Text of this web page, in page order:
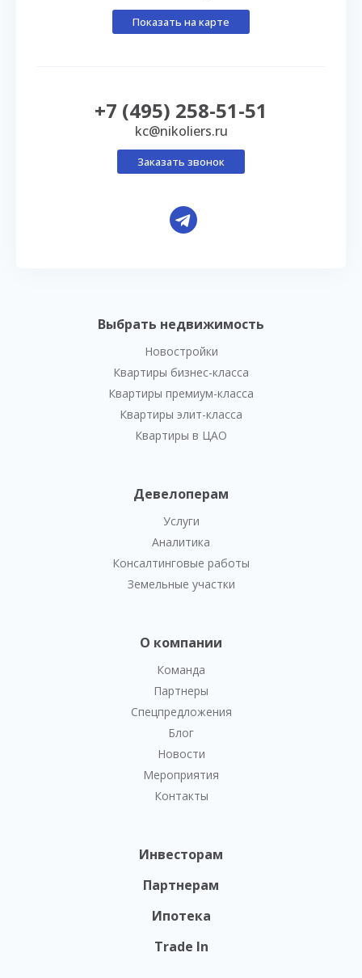
Выбрать недвижимость
Новостройки
Квартиры бизнес-класса
Квартиры премиум-класса
Квартиры элит-класса
Квартиры в ЦАО
Девелоперам
Услуги
Аналитика
Консалтинговые работы
Земельные участки
О компании
Команда
Партнеры
Спецпредложения
Блог
Новости
Мероприятия
Контакты
Инвесторам
Партнерам
Ипотека
Trade In
Показать на карте
+7 (495) 258-51-51
kc@nikoliers.ru
Заказать звонок